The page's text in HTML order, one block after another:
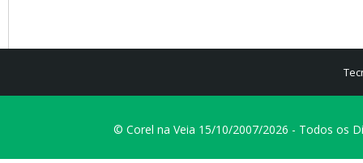
© Corel na Veia 15/10/2007/2026 - Todos os